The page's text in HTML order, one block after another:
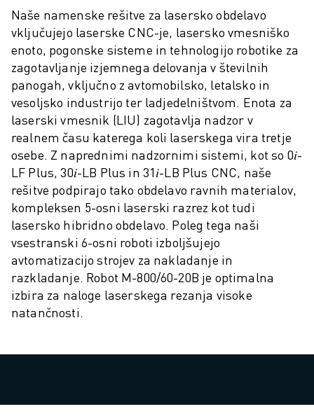
ŠTUDIJE PRIMEROV
REŠITVE
INDUSTRIJE
VSE PANOGE
LETALSKA INDUSTRIJA
AVTOMOBILSKA INDUSTRIJA
ELEKTRIČNA VOZILA
ELEKTRONIKA
HRANA IN PIJAČA
MEDICINA
PLASTIKA
SKLADIŠČENJE, LOGISTIKA, POŠTA IN PAKETI
APLIKACIJE
VSE APLIKACIJE
5-OSNA OBDELAVA
OBLOČNO VARJENJE
SESTAVLJANJE
CNC BRUŠENJE
CNC STRUŽENJE
VZDRŽEVANJE STROJEV
Naše namenske rešitve za lasersko obdelavo
vključujejo laserske CNC-je, lasersko vmesniško
enoto, pogonske sisteme in tehnologijo robotike za
zagotavljanje izjemnega delovanja v številnih
panogah, vključno z avtomobilsko, letalsko in
vesoljsko industrijo ter ladjedelništvom. Enota za
laserski vmesnik (LIU) zagotavlja nadzor v
realnem času katerega koli laserskega vira tretje
osebe. Z naprednimi nadzornimi sistemi, kot so 0𝑖-
LF Plus, 30𝑖-LB Plus in 31𝑖-LB Plus CNC, naše
rešitve podpirajo tako obdelavo ravnih materialov,
kompleksen 5-osni laserski razrez kot tudi
lasersko hibridno obdelavo. Poleg tega naši
vsestranski 6-osni roboti izboljšujejo
avtomatizacijo strojev za nakladanje in
razkladanje. Robot M-800/60-20B je optimalna
izbira za naloge laserskega rezanja visoke
natančnosti.